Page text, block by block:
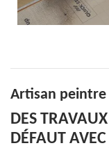
Artisan peintre
DES
DÉFAUT